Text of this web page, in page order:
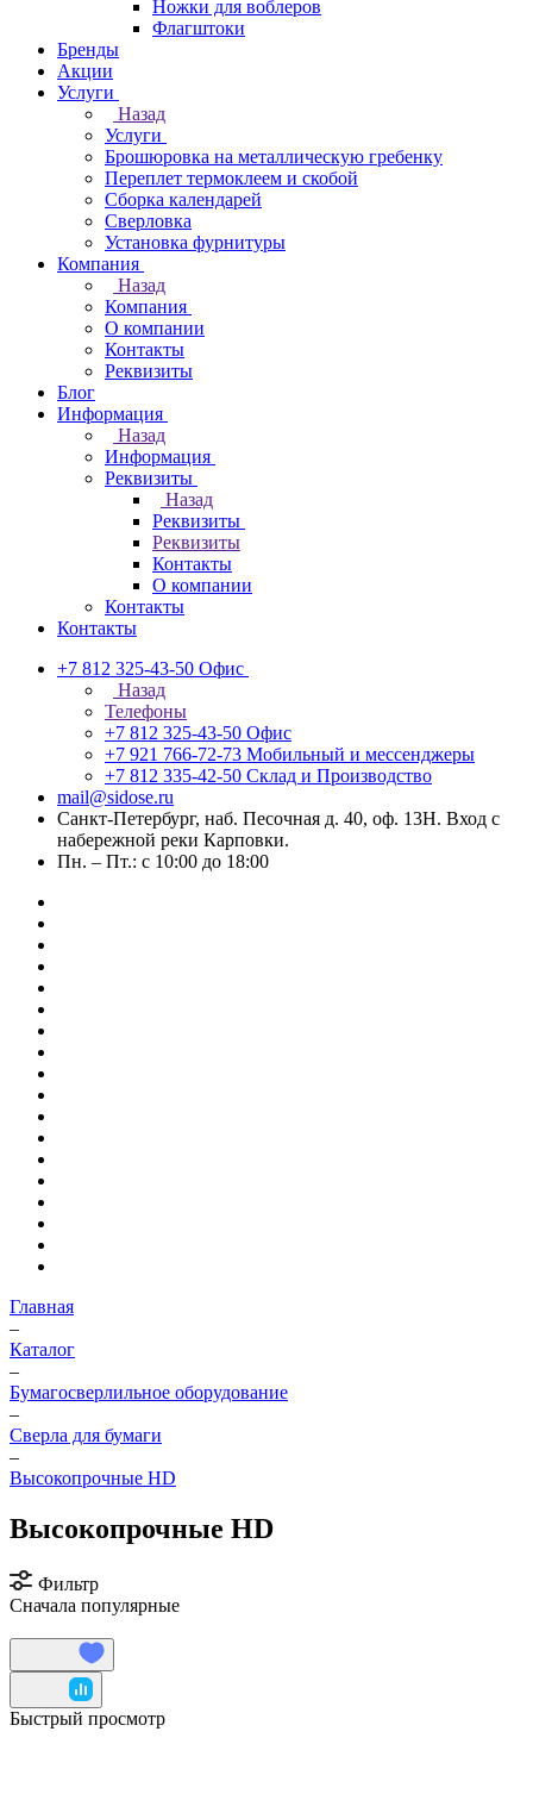
Ножки для воблеров
Флагштоки
Бренды
Акции
Услуги
Назад
Услуги
Брошюровка на металлическую гребенку
Переплет термоклеем и скобой
Сборка календарей
Сверловка
Установка фурнитуры
Компания
Назад
Компания
О компании
Контакты
Реквизиты
Блог
Информация
Назад
Информация
Реквизиты
Назад
Реквизиты
Реквизиты
Контакты
О компании
Контакты
Контакты
+7 812 325-43-50 Офис
Назад
Телефоны
+7 812 325-43-50 Офис
+7 921 766-72-73 Мобильный и мессенджеры
+7 812 335-42-50 Склад и Производство
mail@sidose.ru
Санкт-Петербург, наб. Песочная д. 40, оф. 13Н. Вход с
набережной реки Карповки.
Пн. – Пт.: с 10:00 до 18:00
Главная
–
Каталог
–
Бумагосверлильное оборудование
–
Сверла для бумаги
–
Высокопрочные HD
Высокопрочные HD
Фильтр
Сначала популярные
Быстрый просмотр